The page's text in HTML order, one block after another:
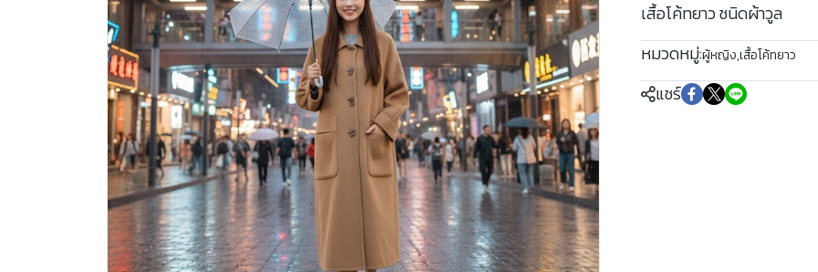
เสื้อโค้ทยาว ชนิดผ้าวูล
หมวดหมู่:ผู้หญิง,เสื้อโค้ทยาว
แชร์